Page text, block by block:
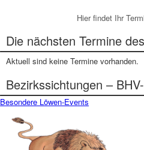
Hier findet Ihr
Die nächsten Termine
Aktuell sind keine Termine vorhanden.
Bezirkssichtungen –
Besondere Löwen-Events